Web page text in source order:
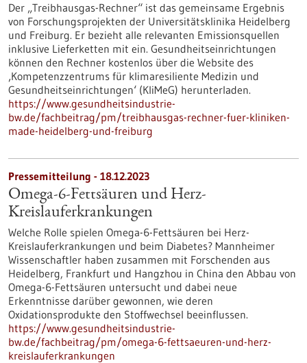
Der „Treibhausgas-Rechner“ ist das gemeinsame Ergebnis
von Forschungsprojekten der Universitätsklinika Heidelberg
und Freiburg. Er bezieht alle relevanten Emissionsquellen
inklusive Lieferketten mit ein. Gesundheitseinrichtungen
können den Rechner kostenlos über die Website des
‚Kompetenzzentrums für klimaresiliente Medizin und
Gesundheitseinrichtungen‘ (KliMeG) herunterladen.
https://www.gesundheitsindustrie-
bw.de/fachbeitrag/pm/treibhausgas-rechner-fuer-kliniken-
made-heidelberg-und-freiburg
Pressemitteilung - 18.12.2023
Omega-6-Fettsäuren und Herz-
Kreislauferkrankungen
Welche Rolle spielen Omega-6-Fettsäuren bei Herz-
Kreislauferkrankungen und beim Diabetes? Mannheimer
Wissenschaftler haben zusammen mit Forschenden aus
Heidelberg, Frankfurt und Hangzhou in China den Abbau von
Omega-6-Fettsäuren untersucht und dabei neue
Erkenntnisse darüber gewonnen, wie deren
Oxidationsprodukte den Stoffwechsel beeinflussen.
https://www.gesundheitsindustrie-
bw.de/fachbeitrag/pm/omega-6-fettsaeuren-und-herz-
kreislauferkrankungen